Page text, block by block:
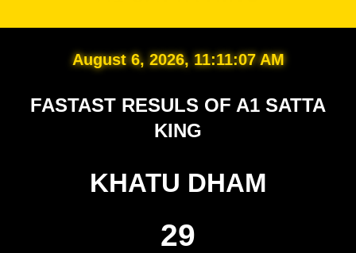
August 6, 2026, 11:11:09 AM
FASTAST RESULS OF A1 SATTA
KING
KHATU DHAM
29